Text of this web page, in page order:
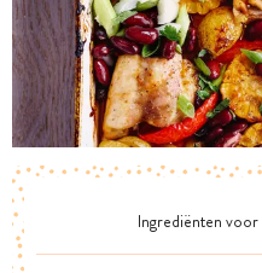
Ingrediënten voor